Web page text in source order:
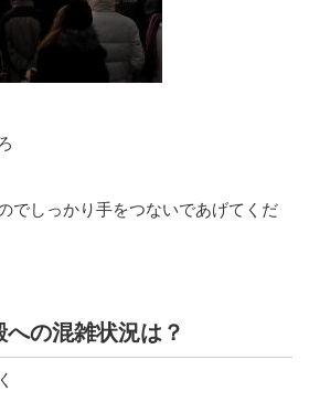
でしっかり手をつないであげてくだ
の混雑状況は？